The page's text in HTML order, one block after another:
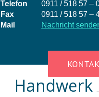
Telefon
0911 / 518 57 –
Fax
0911 / 518 57 –
Mail
Nachricht
Handwerk